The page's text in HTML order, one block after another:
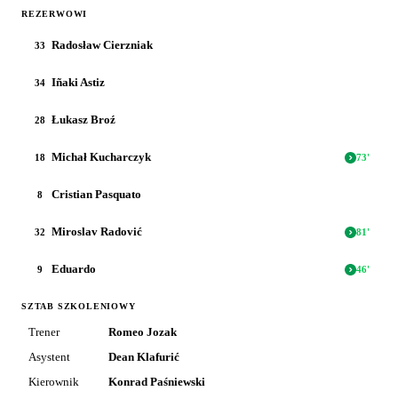
REZERWOWI
33 Radosław Cierzniak
34 Iñaki Astiz
28 Łukasz Broź
18 Michał Kucharczyk 73'
8 Cristian Pasquato
32 Miroslav Radović 81 '
9 Eduardo 46'
SZTAB SZKOLENIOWY
Trener
Romeo Jozak
Asystent
Dean Klafurić
Kierownik
Konrad Paśniewski